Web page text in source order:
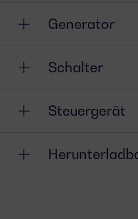
Generator
Schalter
Steuergerät